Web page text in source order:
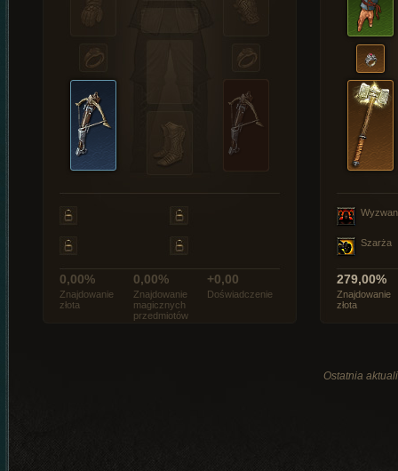
0,00%
Znajdowanie
złota
0,00%
Znajdowanie
magicznych
przedmiotów
+0,00
Doświadczenie
Szarża
279,00%
Znajdowanie
złota
Ostatnia